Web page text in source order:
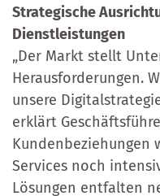
Strategische
Dienstleistungen
„Der Markt stellt
Herausforderungen.
unsere
erklärt
Kundenbeziehungen
Services noch
Lösungen entfalten